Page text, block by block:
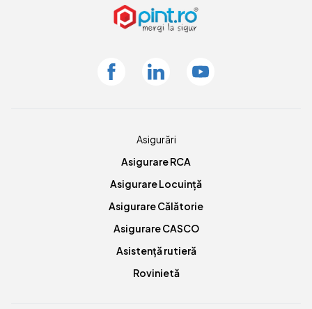
FacebookLinkedin Youtube
Asigurări
Asigurare RCA
Asigurare Locuință
Asigurare Călătorie
Asigurare CASCO
Asistență rutieră
Rovinietă